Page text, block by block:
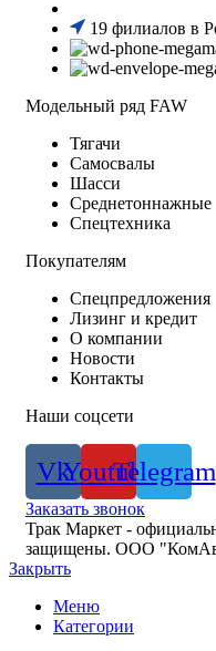
19 филиалов в
Модельный ряд FAW
Тягачи
Самосвалы
Шасси
Среднетоннажные
Спецтехника
Покупателям
Спецпредложения
Лизинг и кредит
О компании
Новости
Контакты
Наши соцсети
VkYoutubeTelegram
Заказать звонок
Трак Маркет -
защищены. ООО
Закрыть
Меню
Категории